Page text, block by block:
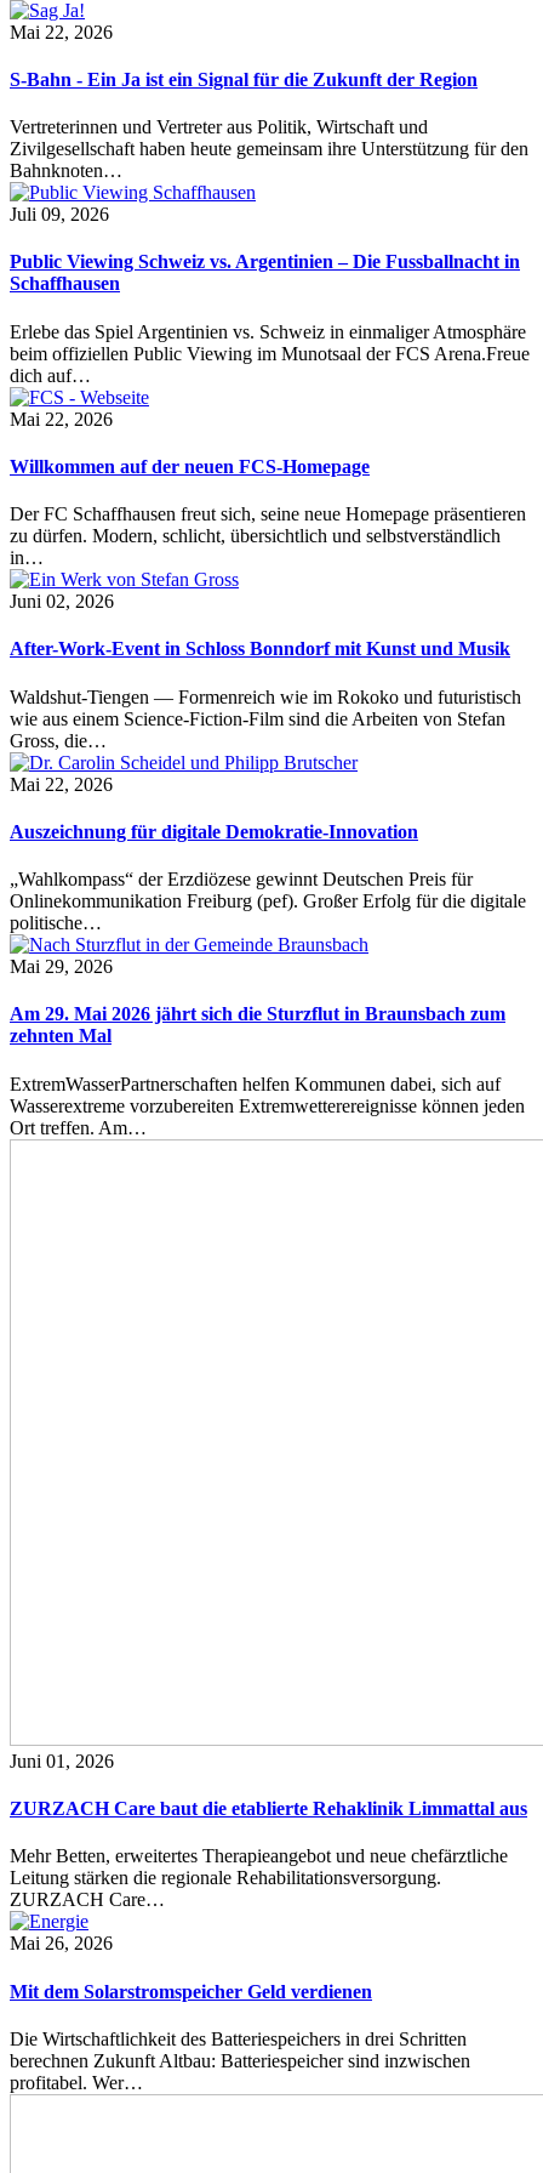
Mai 22, 2026
S-Bahn - Ein Ja ist ein Signal für die Zukunft der Region
Vertreterinnen und Vertreter aus Politik, Wirtschaft und
Zivilgesellschaft haben heute gemeinsam ihre Unterstützung für den
Bahnknoten…
Juli 09, 2026
Public Viewing Schweiz vs. Argentinien – Die Fussballnacht in
Schaffhausen
Erlebe das Spiel Argentinien vs. Schweiz in einmaliger Atmosphäre
beim offiziellen Public Viewing im Munotsaal der FCS Arena.Freue
dich auf…
Mai 22, 2026
Willkommen auf der neuen FCS-Homepage
Der FC Schaffhausen freut sich, seine neue Homepage präsentieren
zu dürfen. Modern, schlicht, übersichtlich und selbstverständlich
in…
Juni 02, 2026
After-Work-Event in Schloss Bonndorf mit Kunst und Musik
Waldshut-Tiengen — Formenreich wie im Rokoko und futuristisch
wie aus einem Science-Fiction-Film sind die Arbeiten von Stefan
Gross, die…
Mai 22, 2026
Auszeichnung für digitale Demokratie-Innovation
„Wahlkompass“ der Erzdiözese gewinnt Deutschen Preis für
Onlinekommunikation Freiburg (pef). Großer Erfolg für die digitale
politische…
Mai 29, 2026
Am 29. Mai 2026 jährt sich die Sturzflut in Braunsbach zum
zehnten Mal
ExtremWasserPartnerschaften helfen Kommunen dabei, sich auf
Wasserextreme vorzubereiten Extremwetterereignisse können jeden
Ort treffen. Am…
Juni 01, 2026
ZURZACH Care baut die etablierte Rehaklinik Limmattal aus
Mehr Betten, erweitertes Therapieangebot und neue chefärztliche
Leitung stärken die regionale Rehabilitationsversorgung.
ZURZACH Care…
Mai 26, 2026
Mit dem Solarstromspeicher Geld verdienen
Die Wirtschaftlichkeit des Batteriespeichers in drei Schritten
berechnen Zukunft Altbau: Batteriespeicher sind inzwischen
profitabel. Wer…